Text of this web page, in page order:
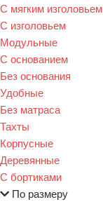
С мягким изголовьем
С изголовьем
Модульные
С основанием
Без основания
Удобные
Без матраса
Тахты
Корпусные
Деревянные
С бортиками
По размеру